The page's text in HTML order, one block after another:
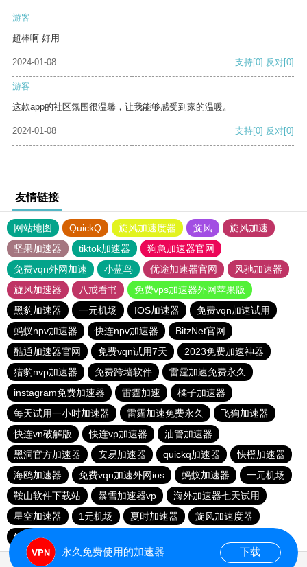
游客
超棒啊 好用
2024-01-08 支持[0] 反对[0]
游客
这款app的社区氛围很温馨，让我能够感受到家的温暖。
2024-01-08 支持[0] 反对[0]
友情链接
网站地图 QuickQ 旋风加速度器 旋风
旋风加速
坚果加速器
tiktok加速器
狗急加速器官网
免费vqn外网加速
小蓝鸟 优途加速器官网
风驰加速器
旋风加速器
八戒看书
免费vps加速器外网苹果版
黑豹加速器
一元机场 IOS加速器
免费vqn加速试用
蚂蚁npv加速器
快连npv加速器
BitzNet官网
酷通加速器官网
免费vqn试用7天
2023免费加速神器
猎豹nvp加速器
免费跨墙软件
雷霆加速免费永久
instagram免费加速器
雷霆加速
橘子加速器
每天试用一小时加速器
雷霆加速免费永久
飞狗加速器
快连vn破解版
快连vp加速器
油管加速器
黑洞官方加速器
安易加速器 quickq加速器
快橙加速器
海鸥加速器
免费vqn加速外网ios 蚂蚁加速器
一元机场
鞍山软件下载站
暴雪加速器vp
海外加速器七天试用
星空加速器
1元机场 夏时加速器
旋风加速度器
银河加速器
永久免费使用的加速器 下载